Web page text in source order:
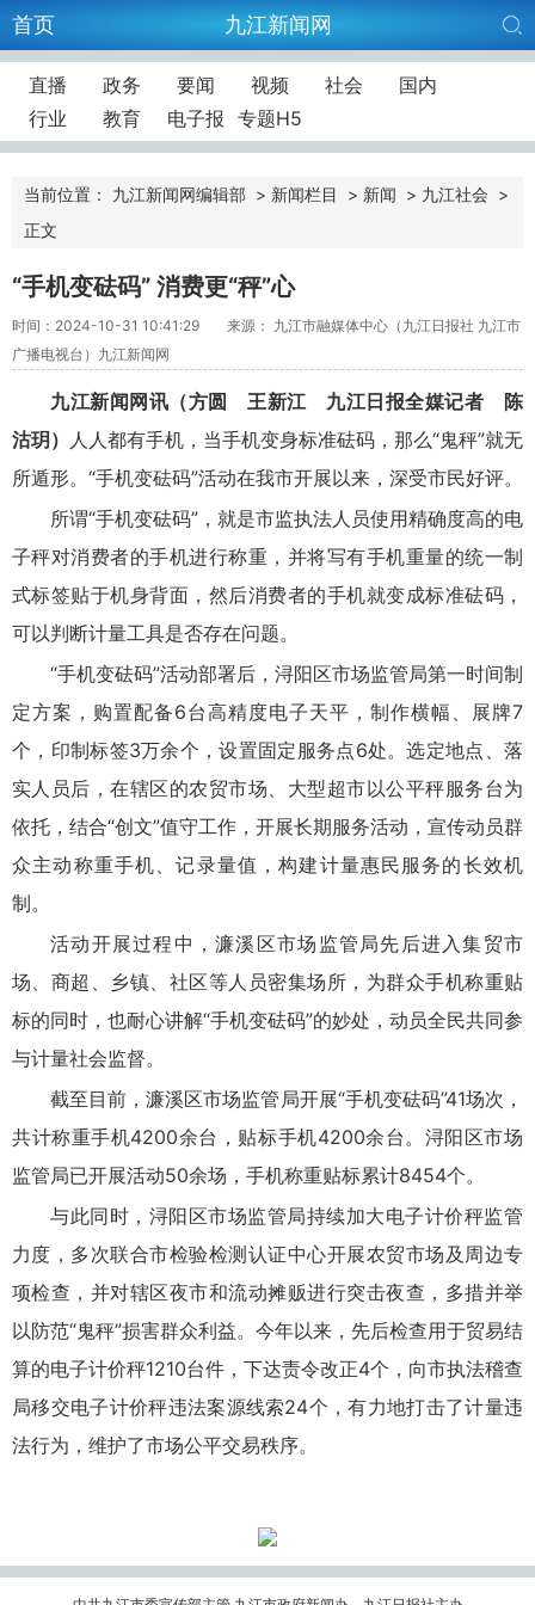
首页 九江新闻网
直播 政务 要闻 视频 社会
国内
行业
教育 电子报 专题H5
当前位置： 九江新闻网编辑部 > 新闻栏目 > 新闻 > 九江社会 >
正文
“手机变砝码” 消费更“秤”心
时间：2024-10-31 10:41:29
来源： 九江市融媒体中心（九江日报社 九江市
广播电视台）九江新闻网
九江新闻网讯（方圆 王新江 九江日报全媒记者 陈
沽玥）
人人都有手机，当手机变身标准砝码，那么“鬼秤”就无
所遁形。“手机变砝码”活动在我市开展以来，深受市民好评。
所谓“手机变砝码”，就是市监执法人员使用精确度高的电
子秤对消费者的手机进行称重，并将写有手机重量的统一制
式标签贴于机身背面，然后消费者的手机就变成标准砝码，
可以判断计量工具是否存在问题。
“手机变砝码”活动部署后，浔阳区市场监管局第一时间制
定方案，购置配备6台高精度电子天平，制作横幅、展牌7
个，印制标签3万余个，设置固定服务点6处。选定地点、落
实人员后，在辖区的农贸市场、大型超市以公平秤服务台为
依托，结合“创文”值守工作，开展长期服务活动，宣传动员群
众主动称重手机、记录量值，构建计量惠民服务的长效机
制。
活动开展过程中，濂溪区市场监管局先后进入集贸市
场、商超、乡镇、社区等人员密集场所，为群众手机称重贴
标的同时，也耐心讲解“手机变砝码”的妙处，动员全民共同参
与计量社会监督。
截至目前，濂溪区市场监管局开展“手机变砝码”41场次，
共计称重手机4200余台，贴标手机4200余台。浔阳区市场
监管局已开展活动50余场，手机称重贴标累计8454个。
与此同时，浔阳区市场监管局持续加大电子计价秤监管
力度，多次联合市检验检测认证中心开展农贸市场及周边专
项检查，并对辖区夜市和流动摊贩进行突击夜查，多措并举
以防范“鬼秤”损害群众利益。今年以来，先后检查用于贸易结
算的电子计价秤1210台件，下达责令改正4个，向市执法稽查
局移交电子计价秤违法案源线索24个，有力地打击了计量违
法行为，维护了市场公平交易秩序。